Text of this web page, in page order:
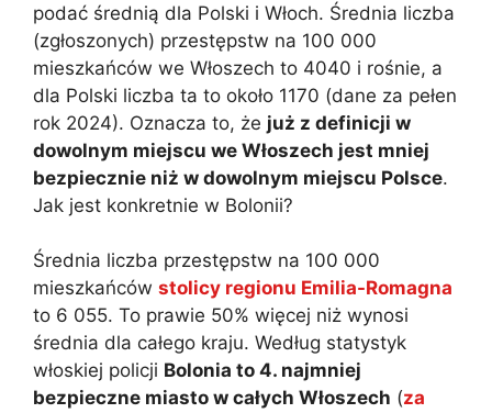
podać średnią dla Polski i Włoch. Średnia liczba
(zgłoszonych) przestępstw na 100 000
mieszkańców we Włoszech to 4040 i rośnie, a
dla Polski liczba ta to około 1170 (dane za pełen
rok 2024). Oznacza to, że już z definicji w
dowolnym miejscu we Włoszech jest mniej
bezpiecznie niż w dowolnym miejscu Polsce.
Jak jest konkretnie w Bolonii?
Średnia liczba przestępstw na 100 000
mieszkańców stolicy regionu Emilia-Romagna
to 6 055. To prawie 50% więcej niż wynosi
średnia dla całego kraju. Według statystyk
włoskiej policji Bolonia to 4. najmniej
bezpieczne miasto w całych Włoszech (za